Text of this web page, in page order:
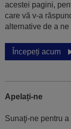
acestei pagini,
care vă v-a
alternative de a ne
Începeți acum
Apelați-ne
Sunaţi-ne pentru